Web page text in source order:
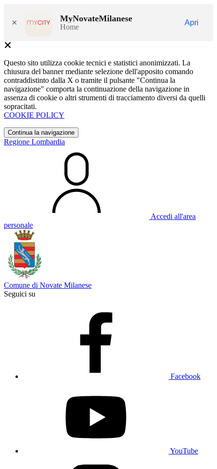
× MyNovateMilanese
Home
Apri
Questo sito utilizza cookie tecnici e statistici anonimizzati. La
chiusura del banner mediante selezione dell'apposito comando
contraddistinto dalla X o tramite il pulsante "Continua la
navigazione" comporta la continuazione della navigazione in
assenza di cookie o altri strumenti di tracciamento diversi da quelli
sopracitati.
COOKIE POLICY
Continua la navigazione
Regione Lombardia
Accedi all'area
personale
Comune di Novate Milanese
Seguici su
Facebook
YouTube